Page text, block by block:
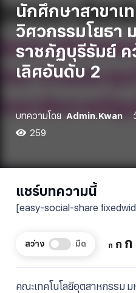
นักศึกษาสาขาเ
วิศวกรรมโยธา
ราชภัฏบุรีรัมย์ ค
เลิศอันดับ 2
บทความโดย Admin.Kwan
259
แชร์บทความนี้
[easy-social-share
สว่าง มืด ก ก ก
คณะเทคโนโลยีอุตสาหกรรม